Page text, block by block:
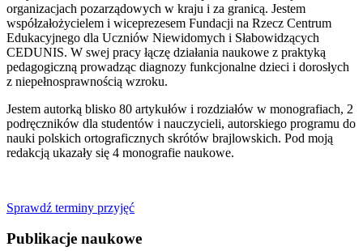
organizacjach pozarządowych w kraju i za granicą. Jestem
współzałożycielem i wiceprezesem Fundacji na Rzecz Centrum
Edukacyjnego dla Uczniów Niewidomych i Słabowidzących
CEDUNIS. W swej pracy łączę działania naukowe z praktyką
pedagogiczną prowadząc diagnozy funkcjonalne dzieci i dorosłych
z niepełnosprawnością wzroku.
Jestem autorką blisko 80 artykułów i rozdziałów w monografiach, 2
podręczników dla studentów i nauczycieli, autorskiego programu do
nauki polskich ortograficznych skrótów brajlowskich. Pod moją
redakcją ukazały się 4 monografie naukowe.
Sprawdź terminy przyjęć
Publikacje naukowe